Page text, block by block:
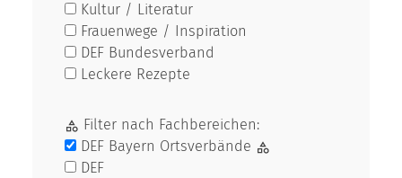
Kultur / Literatur
Frauenwege / Inspiration
DEF Bundesverband
Leckere Rezepte
Filter nach Fachbereichen:
DEF Bayern Ortsverbände
DEF